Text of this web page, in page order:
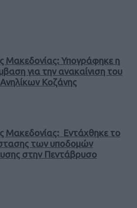
Μακεδονίας: Υπογράφηκε η
για την ανακαίνιση του
Ανηλίκων Κοζάνης
Μακεδονίας: Εντάχθηκε το
των υποδομών
στην Πεντάβρυσο